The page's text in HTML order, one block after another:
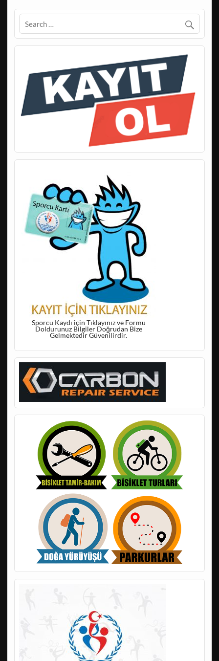
Sporcu Kaydı için Tıklayınız ve Formu
Doldurunuz Bilgiler Doğrudan Bize
Gelmektedir Güvenilirdir.